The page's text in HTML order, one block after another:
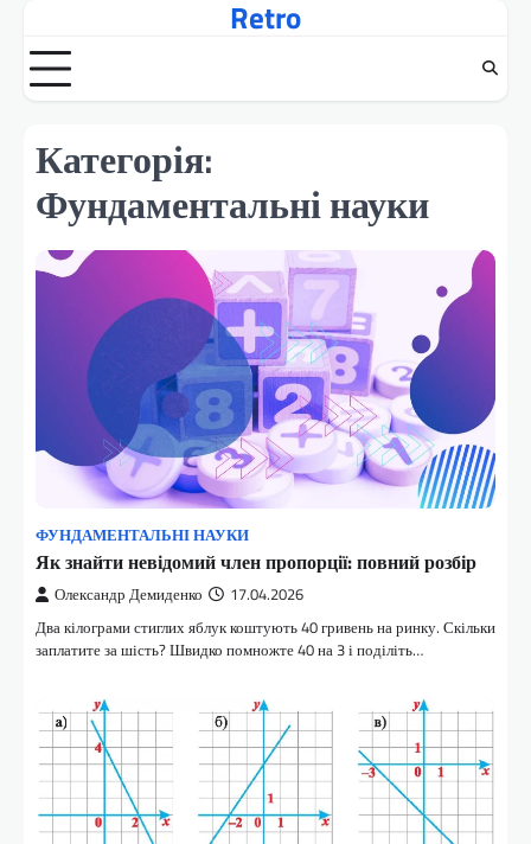
вмісту
Retro
Категорія:
Фундаментальні науки
ФУНДАМЕНТАЛЬНІ НАУКИ
Як знайти невідомий член пропорції: повний розбір
Олександр Демиденко 17.04.2026
Два кілограми стиглих яблук коштують 40 гривень на ринку. Скільки
заплатите за шість? Швидко помножте 40 на 3 і поділіть…